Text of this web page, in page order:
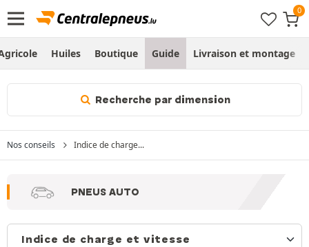
Huiles Boutique Guide Livraison et montage
Recherche par dimension
Nos conseils Indice de charge...
PNEUS AUTO